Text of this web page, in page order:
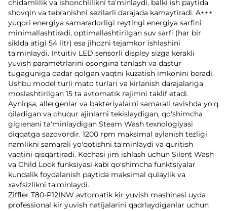
chidamlilik va ishonchlilikni ta'minlaydi, balki ish paytida
shovqin va tebranishni sezilarli darajada kamaytiradi. A+++
yuqori energiya samaradorligi reytingi energiya sarfini
minimallashtiradi, optimallashtirilgan suv sarfi (har bir
siklda atigi 54 litr) esa jihozni tejamkor ishlashini
ta'minlaydi. Intuitiv LED sensorli displey sizga kerakli
yuvish parametrlarini osongina tanlash va dastur
tugaguniga qadar qolgan vaqtni kuzatish imkonini beradi.
Ushbu model turli mato turlari va kirlanish darajalariga
moslashtirilgan 15 ta avtomatik rejimni taklif etadi.
Ayniqsa, allergenlar va bakteriyalarni samarali ravishda yo'q
qiladigan va chuqur ajinlarni tekislaydigan, qo'shimcha
gigienani ta'minlaydigan Steam Wash texnologiyasi
diqqatga sazovordir. 1200 rpm maksimal aylanish tezligi
namlikni samarali yo'qotishni ta'minlaydi va quritish
vaqtini qisqartiradi. Kechasi jim ishlash uchun Silent Wash
va Child Lock funksiyasi kabi qo'shimcha funktsiyalar
kundalik foydalanish paytida maksimal qulaylik va
xavfsizlikni ta'minlaydi.
Ziffler T80-P12INW avtomatik kir yuvish mashinasi uyda
professional kir yuvish natijalarini qadrlaydiganlar uchun